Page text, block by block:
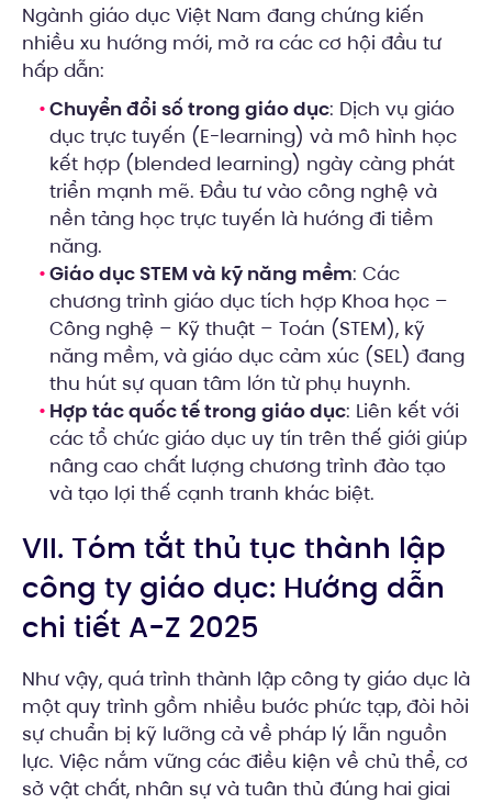
Ngành giáo dục Việt Nam đang chứng kiến
nhiều xu hướng mới, mở ra các cơ hội đầu tư
hấp dẫn:
Chuyển đổi số trong giáo dục: Dịch vụ giáo
dục trực tuyến (E-learning) và mô hình học
kết hợp (blended learning) ngày càng phát
triển mạnh mẽ. Đầu tư vào công nghệ và
nền tảng học trực tuyến là hướng đi tiềm
năng.
Giáo dục STEM và kỹ năng mềm: Các
chương trình giáo dục tích hợp Khoa học –
Công nghệ – Kỹ thuật – Toán (STEM), kỹ
năng mềm, và giáo dục cảm xúc (SEL) đang
thu hút sự quan tâm lớn từ phụ huynh.
Hợp tác quốc tế trong giáo dục: Liên kết với
các tổ chức giáo dục uy tín trên thế giới giúp
nâng cao chất lượng chương trình đào tạo
và tạo lợi thế cạnh tranh khác biệt.
VII. Tóm tắt thủ tục thành lập
công ty giáo dục: Hướng dẫn
chi tiết A-Z 2025
Như vậy, quá trình thành lập công ty giáo dục là
một quy trình gồm nhiều bước phức tạp, đòi hỏi
sự chuẩn bị kỹ lưỡng cả về pháp lý lẫn nguồn
lực. Việc nắm vững các điều kiện về chủ thể, cơ
sở vật chất, nhân sự và tuân thủ đúng hai giai